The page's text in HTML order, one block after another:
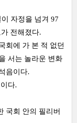
자정을 넘겨 97
전해졌다.
회에 가 본 적 없던
서는 놀라운 변화
음이다.
다.
국회 안의 필리버